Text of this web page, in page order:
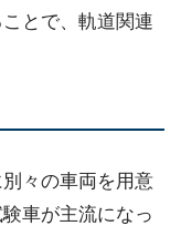
とで、軌道関連
々の車両を用意
車が主流になっ